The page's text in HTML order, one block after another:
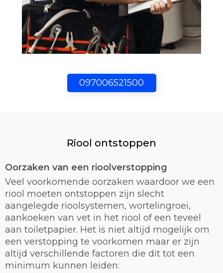
097006521500
Riool ontstoppen
Oorzaken van een rioolverstopping
Veel voorkomende oorzaken waardoor we een
riool moeten ontstoppen zijn slecht
aangelegde rioolsystemen, wortelingroei,
aankoeken van vet in het riool of een teveel
aan toiletpapier. Het is niet altijd mogelijk om
een verstopping te voorkomen maar er zijn
altijd verschillende factoren die dit tot een
minimum kunnen leiden: